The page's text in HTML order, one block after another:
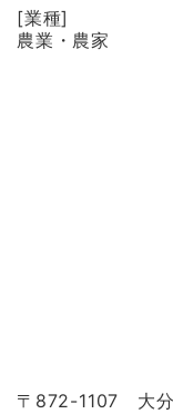
[業種]
農業・農家
〒872-1107 大